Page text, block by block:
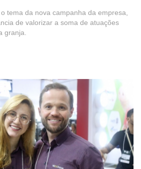
tema da nova campanha da empresa,
de valorizar a soma de atuações
granja.